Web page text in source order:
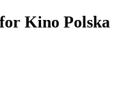
Kino Polska